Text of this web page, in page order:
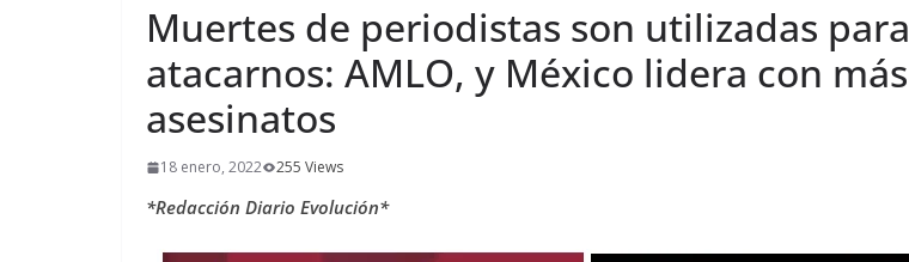
Muertes de periodistas son utilizadas para
atacarnos: AMLO, y México lidera con más
asesinatos
18 enero, 2022 255 Views
*Redacción Diario Evolución*